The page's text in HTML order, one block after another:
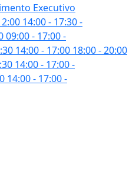
Executivo
14:00 - 17:30-
09:00 - 17:00-
14:00 - 17:00 18:00 - 20:00
14:00 - 17:00-
14:00 - 17:00-